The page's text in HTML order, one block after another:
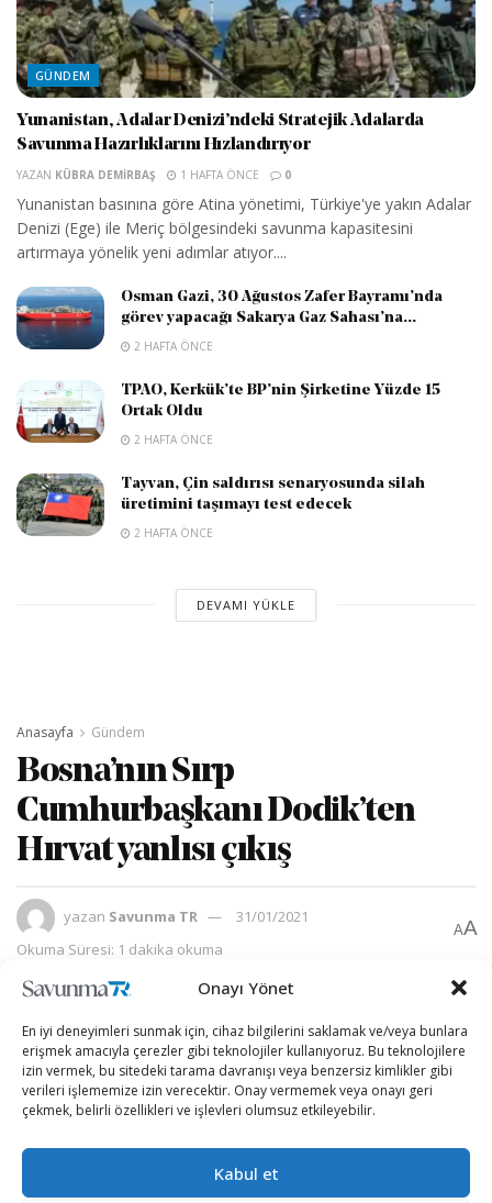
Onayı Yönet
En iyi deneyimleri sunmak için, cihaz bilgilerini saklamak ve/veya bunlara
erişmek amacıyla çerezler gibi teknolojiler kullanıyoruz. Bu teknolojilere
izin vermek, bu sitedeki tarama davranışı veya benzersiz kimlikler gibi
verileri işlememize izin verecektir. Onay vermemek veya onayı geri
çekmek, belirli özellikleri ve işlevleri olumsuz etkileyebilir.
Kabul et
GÜNDEM
Yunanistan, Adalar Denizi’ndeki Stratejik Adalarda
Savunma Hazırlıklarını Hızlandırıyor
YAZAN KÜBRA DEMIRBAŞ 1 HAFTA ÖNCE 0
Yunanistan basınına göre Atina yönetimi, Türkiye'ye yakın Adalar
Denizi (Ege) ile Meriç bölgesindeki savunma kapasitesini
artırmaya yönelik yeni adımlar atıyor....
Osman Gazi, 30 Ağustos Zafer Bayramı’nda
görev yapacağı Sakarya Gaz Sahası’na...
2 HAFTA ÖNCE
TPAO, Kerkük’te BP’nin Şirketine Yüzde 15
Ortak Oldu
2 HAFTA ÖNCE
Tayvan, Çin saldırısı senaryosunda silah
üretimini taşımayı test edecek
2 HAFTA ÖNCE
DEVAMI YÜKLE
Anasayfa Gündem
Bosna’nın Sırp
Cumhurbaşkanı Dodik’ten
Hırvat yanlısı çıkış
yazan Savunma TR
31/01/2021
Okuma Süresi: 1 dakika okuma
AA